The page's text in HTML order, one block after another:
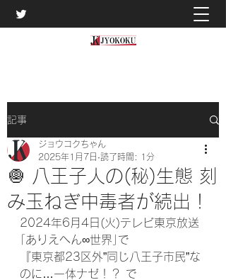
記事
🧅 八王子人の(秘)生態 刻
み玉ねぎ中毒者が続出！
ジョウコクちゃん
2025年1月7日 読了時間: 1分
2024年6月4日(火)テレビ東京放送
｢ありえへん∞世界｣で
『東京都23区外”同じ八王子市民”な
のに…一体ナゼ！？ で